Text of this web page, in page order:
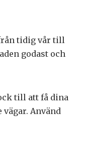
tidig vår till
godast och
till att få dina
Använd